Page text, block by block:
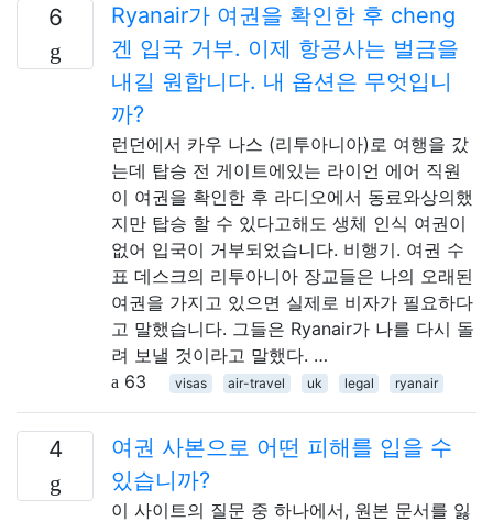
6
Ryanair가 여권을 확인한 후 cheng
겐 입국 거부. 이제 항공사는 벌금을
내길 원합니다. 내 옵션은 무엇입니
까?
런던에서 카우 나스 (리투아니아)로 여행을 갔
는데 탑승 전 게이트에있는 라이언 에어 직원
이 여권을 확인한 후 라디오에서 동료와상의했
지만 탑승 할 수 있다고해도 생체 인식 여권이
없어 입국이 거부되었습니다. 비행기. 여권 수
표 데스크의 리투아니아 장교들은 나의 오래된
여권을 가지고 있으면 실제로 비자가 필요하다
고 말했습니다. 그들은 Ryanair가 나를 다시 돌
려 보낼 것이라고 말했다. …
63
visas air-travel uk legal ryanair
4
여권 사본으로 어떤 피해를 입을 수
있습니까?
이 사이트의 질문 중 하나에서, 원본 문서를 잃